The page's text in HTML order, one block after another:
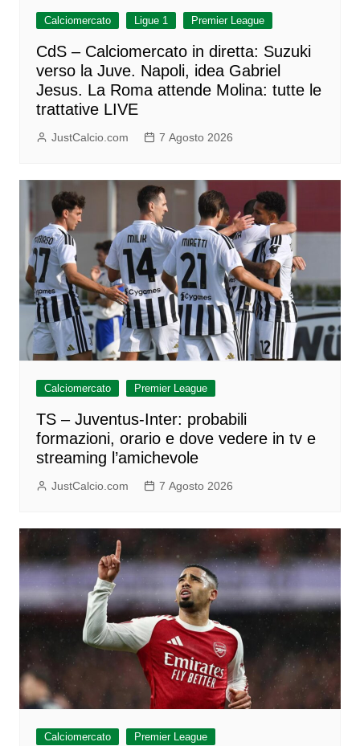
Calciomercato Ligue 1 Premier League
CdS – Calciomercato in diretta: Suzuki
verso la Juve. Napoli, idea Gabriel
Jesus. La Roma attende Molina: tutte le
trattative LIVE
JustCalcio.com 7 Agosto 2026
Calciomercato Premier League
TS – Juventus-Inter: probabili
formazioni, orario e dove vedere in tv e
streaming l’amichevole
JustCalcio.com 7 Agosto 2026
Calciomercato Premier League